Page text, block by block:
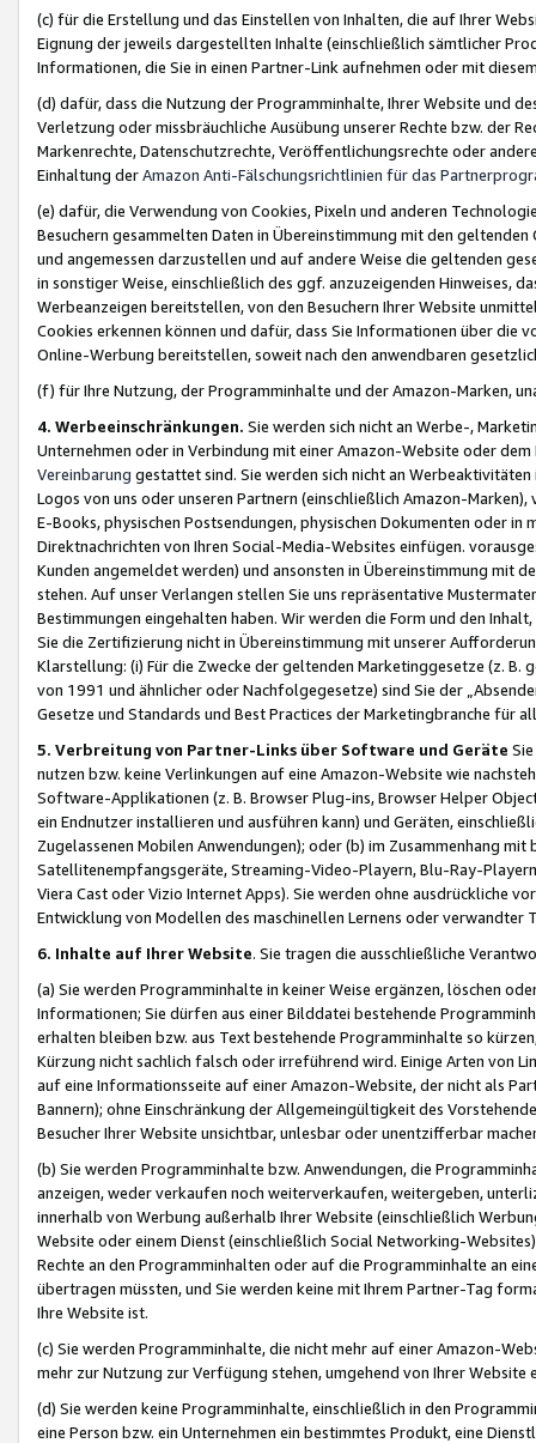
(c) für die Erstellung und das Einstellen von Inhalten, die auf Ihrer
Eignung der jeweils dargestellten Inhalte (einschließlich sämtlicher
Informationen, die Sie in einen Partner-Link aufnehmen oder mit
(d) dafür, dass die Nutzung der Programminhalte, Ihrer Website und
Verletzung oder missbräuchliche Ausübung unserer Rechte bzw. der
Markenrechte, Datenschutzrechte, Veröffentlichungsrechte oder
Einhaltung derAmazon Anti-Fälschungsrichtlinien für das
(e) dafür, die Verwendung von Cookies, Pixeln und anderen
Besuchern gesammelten Daten in Übereinstimmung mit den
und angemessen darzustellen und auf andere Weise die geltenden
in sonstiger Weise, einschließlich des ggf. anzuzeigenden Hinweises,
Werbeanzeigen bereitstellen, von den Besuchern Ihrer Website
Cookies erkennen können und dafür, dass Sie Informationen über die
Online-Werbung bereitstellen, soweit nach den anwendbaren
(f) für Ihre Nutzung, der Programminhalte und der Amazon-Marken,
4. Werbeeinschränkungen. Sie werden sich nicht an Werbe-,
Unternehmen oder in Verbindung mit einer Amazon-Website oder
Vereinbarung gestattet sind. Sie werden sich nicht an
Logos von uns oder unseren Partnern (einschließlich Amazon-
E-Books, physischen Postsendungen, physischen Dokumenten oder in
Direktnachrichten von Ihren Social-Media-Websites einfügen.
Kunden angemeldet werden) und ansonsten in Übereinstimmung mit
stehen. Auf unser Verlangen stellen Sie uns repräsentative
Bestimmungen eingehalten haben. Wir werden die Form und den
Sie die Zertifizierung nicht in Übereinstimmung mit unserer
Klarstellung: (i) Für die Zwecke der geltenden Marketinggesetze (z. B.
von 1991 und ähnlicher oder Nachfolgegesetze) sind Sie der
Gesetze und Standards und Best Practices der Marketingbranche für
5. Verbreitung von Partner-Links über Software und Geräte
nutzen bzw. keine Verlinkungen auf eine Amazon-Website wie
Software-Applikationen (z. B. Browser Plug-ins, Browser Helper
ein Endnutzer installieren und ausführen kann) und Geräten,
Zugelassenen Mobilen Anwendungen); oder (b) im Zusammenhang
Satellitenempfangsgeräte, Streaming-Video-Playern, Blu-Ray-
Viera Cast oder Vizio Internet Apps). Sie werden ohne ausdrückliche
Entwicklung von Modellen des maschinellen Lernens oder
6. Inhalte auf Ihrer Website. Sie tragen die ausschließliche
(a) Sie werden Programminhalte in keiner Weise ergänzen, löschen
Informationen; Sie dürfen aus einer Bilddatei bestehende
erhalten bleiben bzw. aus Text bestehende Programminhalte so
Kürzung nicht sachlich falsch oder irreführend wird. Einige Arten von
auf eine Informationsseite auf einer Amazon-Website, der nicht als
Bannern); ohne Einschränkung der Allgemeingültigkeit des
Besucher Ihrer Website unsichtbar, unlesbar oder unentzifferbar
(b) Sie werden Programminhalte bzw. Anwendungen, die
anzeigen, weder verkaufen noch weiterverkaufen, weitergeben,
innerhalb von Werbung außerhalb Ihrer Website (einschließlich
Website oder einem Dienst (einschließlich Social Networking-
Rechte an den Programminhalten oder auf die Programminhalte an
übertragen müssten, und Sie werden keine mit Ihrem Partner-Tag
Ihre Website ist.
(c) Sie werden Programminhalte, die nicht mehr auf einer Amazon-
mehr zur Nutzung zur Verfügung stehen, umgehend von Ihrer
(d) Sie werden keine Programminhalte, einschließlich in den
eine Person bzw. ein Unternehmen ein bestimmtes Produkt, eine